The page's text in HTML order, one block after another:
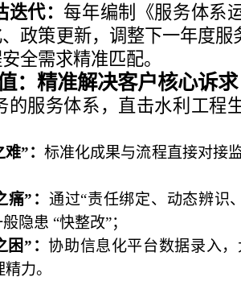
代： 每年编制《服务体系
政策更新，调整下一年度服
全需求精准匹配。
：精准解决客户核心诉求
的服务体系，直击水利工程
难”：标准化成果与流程直接对接
”： 通过“责任绑定、动态辨识
隐患 “快整改”；
困”：协助信息化平台数据录入
力。